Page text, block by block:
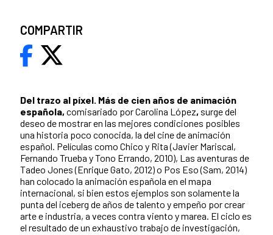
Del trazo al píxel. Más de cien años de animación
española, comisariado por Carolina López, surge del
deseo de mostrar en las mejores condiciones posibles
una historia poco conocida, la del cine de animación
español. Películas como Chico y Rita (Javier Mariscal,
Fernando Trueba y Tono Errando, 2010), Las aventuras de
Tadeo Jones (Enrique Gato, 2012) o Pos Eso (Sam, 2014)
han colocado la animación española en el mapa
internacional, si bien estos ejemplos son solamente la
punta del iceberg de años de talento y empeño por crear
arte e industria, a veces contra viento y marea. El ciclo es
el resultado de un exhaustivo trabajo de investigación,
COMPARTIR